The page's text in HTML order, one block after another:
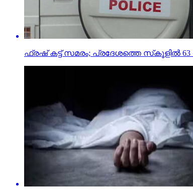
ഫ്രഷ് കട്ട് സമരം; പ്രദേശത്തെ സ്‌കൂളില്‍